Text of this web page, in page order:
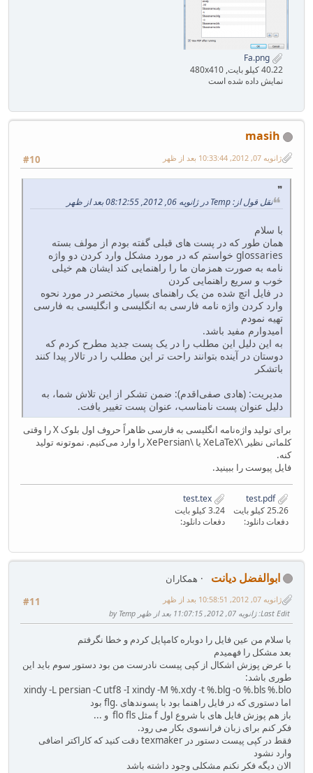
Fa.png
40.22 کیلو بایت, 480x410
نمایش داده شده است
masih
#10 ژانویه 07, 2012, 10:33:44 بعد از ظهر
نقل قول از: Temp در ژانویه 06, 2012, 08:12:55 بعد از ظهر
با سلام
همان طور که در پست های قبلی گفته بودم از مولف بسته
glossaries خواستم که در مورد مشکل وارد کردن دو واژه
نامه به صورت همزمان ما را راهنمایی کند ایشان هم خیلی
خوب و سریع راهنمایی کردن
در فایل اتچ شده من یک راهنمای بسیار مختصر در مورد نحوه
وارد کردن واژه نامه فارسی به انگلیسی و انگلیسی به فارسی
تهیه نمودم
امیدوارم مفید باشد.
به این دلیل این مطلب را در یک پست جدید مطرح کردم که
دوستان در آینده بتوانند راحت تر این مطلب را در تالار پیدا کنند
باتشکر
مدیریت: (هادی صفی‌اقدم): ضمن تشکر از این تلاش شما، به
دلیل عنوان پست نامناسب، عنوان پست تغییر یافت.
برای تولید واژه‌نامه انگلیسی به فارسی ظاهراً حروف اول بلوک X را وقتی
کلماتی نظیر \XeLaTeX یا \XePersian را وارد می‌کنیم. نموتونه تولید
کنه.
فایل پیوست را ببینید.
test.pdf
25.26 کیلو بایت
دفعات دانلود:
3.24 کیلو بایت
دفعات دانلود:
ابوالفضل دیانت
همکاران
#11
ژانویه 07, 2012, 10:58:51 بعد از ظهر
Last Edit: ژانویه 07, 2012, 11:07:15 بعد از ظهر by Temp
با سلام من عین فایل را دوباره کامپایل کردم و خطا نگرفتم
بعد مشکل را فهمیدم
با عرض پوزش اشکال از کپی پیست نادرست من بود دستور سوم باید این
طوری باشد:
xindy -L persian -C utf8 -I xindy -M %.xdy -t %.blg -o %.bls %.blo
اما دستوری که در فایل راهنما بود با پسوندهای .flg بود
باز هم پوزش فایل های با شروع اول f مثل flo fls و ...
فکر کنم برای زبان فرانسوی بکار می رود.
فقط در کپی پیست دستور در texmaker دقت کنید که کاراکتر اضافی
وارد نشود
الان دیگه فکر نکنم مشکلی وجود داشته باشد